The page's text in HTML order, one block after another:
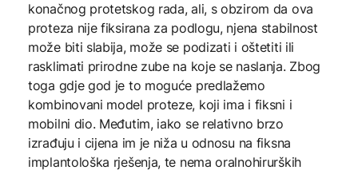
konačnog protetskog rada, ali, s obzirom da ova
proteza nije fiksirana za podlogu, njena stabilnost
može biti slabija, može se podizati i oštetiti ili
rasklimati prirodne zube na koje se naslanja. Zbog
toga gdje god je to moguće predlažemo
kombinovani model proteze, koji ima i fiksni i
mobilni dio. Međutim, iako se relativno brzo
izrađuju i cijena im je niža u odnosu na fiksna
implantološka rješenja, te nema oralnohirurških